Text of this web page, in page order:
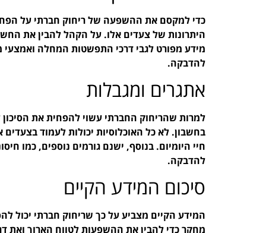
כדי למקסם את ההשפעה של ריחוק חברתי על
היתרונות של צעדים אלו. על הקהל להבין את
מידע מפורט לגבי דרכי התפשטות המחלה ואמצעי
להדבקה.
אתגרים ומגבלות
למרות שהריחוק החברתי עשוי להפחית את
בחשבון. לא כל האוכלוסיות יכולות לעמוד
חיי היומיום. בנוסף, ישנם גורמים נוספים, כמו
להדבקה.
סיכום המידע הקיים
המידע הקיים מצביע על כך שריחוק חברתי יכול
מחקר כדי להבין את ההשפעות לטווח הארוך ואת